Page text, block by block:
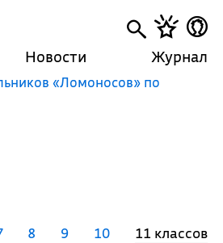
Новости Журнал
«Ломоносов» по
8 9 10 11 классов